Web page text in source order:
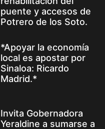
puente y accesos de
Potrero de los Soto.
*Apoyar la economía
local es apostar por
Sinaloa: Ricardo
Madrid.*
Invita Gobernadora
Yeraldine a sumarse a